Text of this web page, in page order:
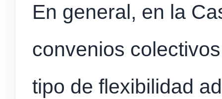
En general, en la
convenios
tipo de flexibilidad